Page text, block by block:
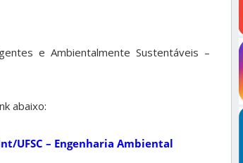
e Ambientalmente Sustentáveis –
abaixo:
UFSC – Engenharia Ambiental